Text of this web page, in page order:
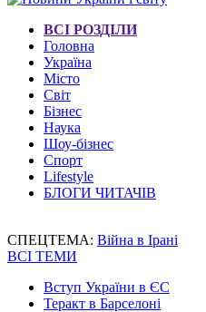
ВСІ РОЗДІЛИ
Головна
Україна
Місто
Світ
Бізнес
Наука
Шоу-бізнес
Спорт
Lifestyle
БЛОГИ ЧИТАЧІВ
СПЕЦТЕМА: Війна в Ірані
ВСІ ТЕМИ
Вступ України в ЄС
Теракт в Барселоні